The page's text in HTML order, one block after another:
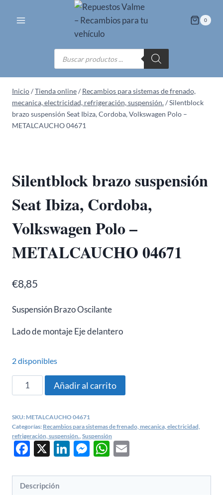
0
Búsqueda
de
productos
Inicio/Tienda online/ Recambios para sistemas de frenado,
mecanica, electricidad, refrigeración, suspensión./Silentblock
brazo suspensión Seat Ibiza, Cordoba, Volkswagen Polo –
METALCAUCHO 04671
Silentblock brazo suspensión
Seat Ibiza, Cordoba,
Volkswagen Polo –
METALCAUCHO 04671
€8,85
Suspensión Brazo Oscilante
Lado de montajeEje delantero
2 disponibles
Silentblock
brazo
Seat
Ibiza,
Cordoba,
Polo
Añadir al carrito
SKU: METALCAUCHO 04671
Categorías: Recambios para sistemas de frenado, mecanica, electricidad,
refrigeración, suspensión. Suspensión
Facebook
X LinkedIn
Messenger
WhatsApp
Descripción